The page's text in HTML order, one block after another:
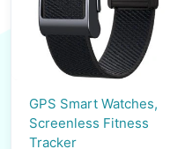
GPS Smart Watches,
Screenless Fitness
Tracker